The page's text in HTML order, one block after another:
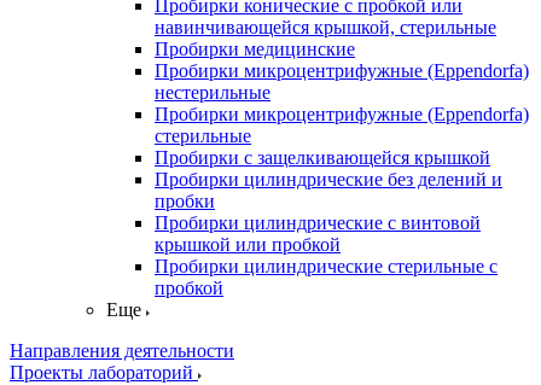
Пробирки конические с пробкой или
навинчивающейся крышкой, стерильные
Пробирки медицинские
Пробирки микроцентрифужные (Eppendorfа)
нестерильные
Пробирки микроцентрифужные (Eppendorfа)
стерильные
Пробирки с защелкивающейся крышкой
Пробирки цилиндрические без делений и
пробки
Пробирки цилиндрические с винтовой
крышкой или пробкой
Пробирки цилиндрические стерильные с
пробкой
Еще
Направления деятельности
Проекты лабораторий